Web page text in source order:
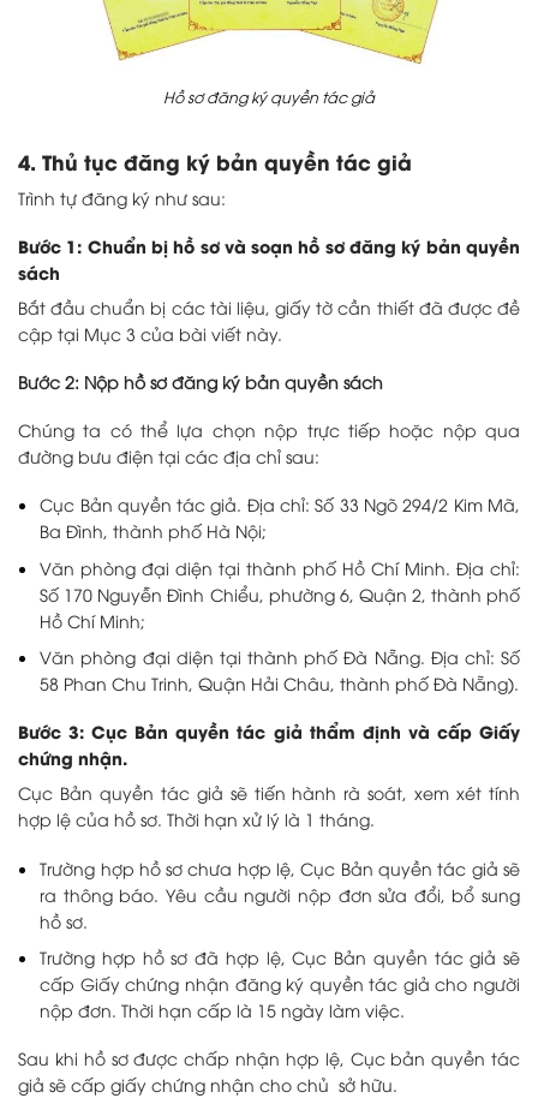
Hồ sơ đăng ký quyền tác giả
4. Thủ tục đăng ký bản quyền tác giả
Trình tự đăng ký như sau:
Bước 1: Chuẩn bị hồ sơ và soạn hồ sơ đăng ký bản quyền
sách
Bắt đầu chuẩn bị các tài liệu, giấy tờ cần thiết đã được đề
cập tại Mục 3 của bài viết này.
Bước 2: Nộp hồ sơ đăng ký bản quyền sách
Chúng ta có thể lựa chọn nộp trực tiếp hoặc nộp qua
đường bưu điện tại các địa chỉ sau:
Cục Bản quyền tác giả. Địa chỉ: Số 33 Ngõ 294/2 Kim Mã,
Ba Đình, thành phố Hà Nội;
Văn phòng đại diện tại thành phố Hồ Chí Minh. Địa chỉ:
Số 170 Nguyễn Đình Chiểu, phường 6, Quận 2, thành phố
Hồ Chí Minh;
Văn phòng đại diện tại thành phố Đà Nẵng. Địa chỉ: Số
58 Phan Chu Trinh, Quận Hải Châu, thành phố Đà Nẵng).
Bước 3: Cục Bản quyền tác giả thẩm định và cấp Giấy
chứng nhận.
Cục Bản quyền tác giả sẽ tiến hành rà soát, xem xét tính
hợp lệ của hồ sơ. Thời hạn xử lý là 1 tháng.
Trường hợp hồ sơ chưa hợp lệ, Cục Bản quyền tác giả sẽ
ra thông báo. Yêu cầu người nộp đơn sửa đổi, bổ sung
hồ sơ.
Trường hợp hồ sơ đã hợp lệ, Cục Bản quyền tác giả sẽ
cấp Giấy chứng nhận đăng ký quyền tác giả cho người
nộp đơn. Thời hạn cấp là 15 ngày làm việc.
Sau khi hồ sơ được chấp nhận hợp lệ, Cục bản quyền tác
giả sẽ cấp giấy chứng nhận cho chủ sở hữu.